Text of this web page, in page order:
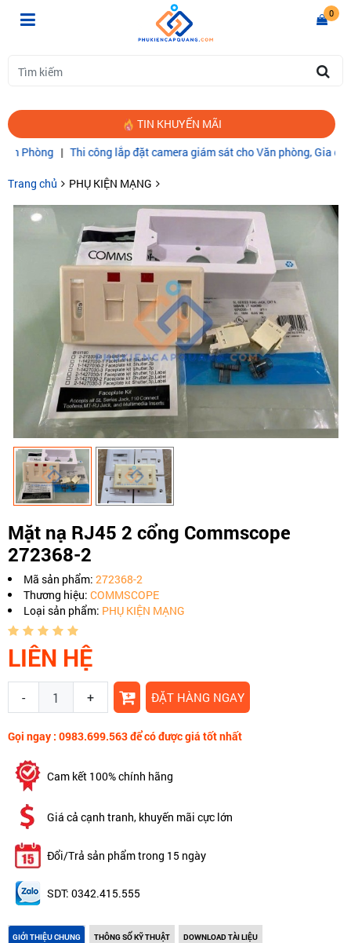
0
TIN KHUYẾN MÃI
|Thi công lắp đặt camera giám sát cho Văn phòng, Gia đình|
Trang chủ PHỤ KIỆN MẠNG
Mặt nạ RJ45 2 cổng Commscope
272368-2
Mã sản phẩm: 272368-2
Thương hiệu: COMMSCOPE
Loại sản phẩm: PHỤ KIỆN MẠNG
LIÊN HỆ
- + ĐẶT HÀNG NGAY
Gọi ngay : 0983.699.563 để có được giá tốt nhất
Cam kết 100% chính hãng
Giá cả cạnh tranh, khuyến mãi cực lớn
Đổi/Trả sản phẩm trong 15 ngày
SDT: 0342.415.555
GIỚI THIỆU CHUNG THÔNG SỐ KỸ THUẬT DOWNLOAD TÀI LIỆU